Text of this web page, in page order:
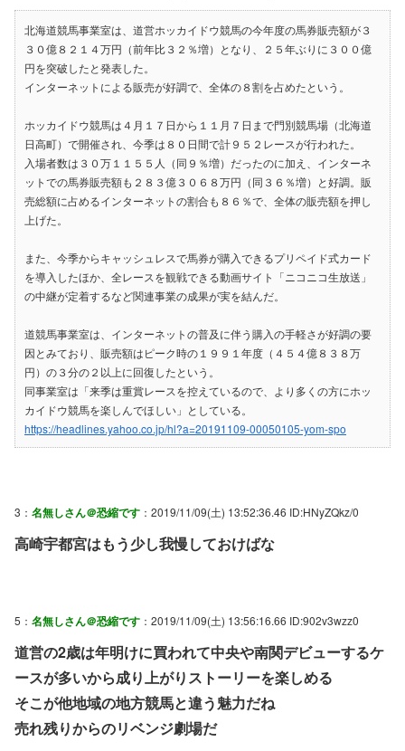
北海道競馬事業室は、道営ホッカイドウ競馬の今年度の馬券販売額が３
３０億８２１４万円（前年比３２％増）となり、２５年ぶりに３００億
円を突破したと発表した。
インターネットによる販売が好調で、全体の８割を占めたという。
ホッカイドウ競馬は４月１７日から１１月７日まで門別競馬場（北海道
日高町）で開催され、今季は８０日間で計９５２レースが行われた。
入場者数は３０万１１５５人（同９％増）だったのに加え、インターネ
ットでの馬券販売額も２８３億３０６８万円（同３６％増）と好調。販
売総額に占めるインターネットの割合も８６％で、全体の販売額を押し
上げた。
また、今季からキャッシュレスで馬券が購入できるプリペイド式カード
を導入したほか、全レースを観戦できる動画サイト「ニコニコ生放送」
の中継が定着するなど関連事業の成果が実を結んだ。
道競馬事業室は、インターネットの普及に伴う購入の手軽さが好調の要
因とみており、販売額はピーク時の１９９１年度（４５４億８３８万
円）の３分の２以上に回復したという。
同事業室は「来季は重賞レースを控えているので、より多くの方にホッ
カイドウ競馬を楽しんでほしい」としている。
https://headlines.yahoo.co.jp/hl?a=20191109-00050105-yom-spo
3： 名無しさん＠恐縮です ：2019/11/09(土) 13:52:36.46 ID:HNyZQkz/0
高崎宇都宮はもう少し我慢しておけばな
5： 名無しさん＠恐縮です ：2019/11/09(土) 13:56:16.66 ID:902v3wzz0
道営の2歳は年明けに買われて中央や南関デビューするケ
ースが多いから成り上がりストーリーを楽しめる
そこが他地域の地方競馬と違う魅力だね
売れ残りからのリベンジ劇場だ